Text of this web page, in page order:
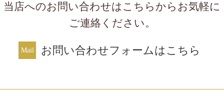
当店へのお問い合わせはこちらからお気軽に
ご連絡ください。
お問い合わせフォームはこちら